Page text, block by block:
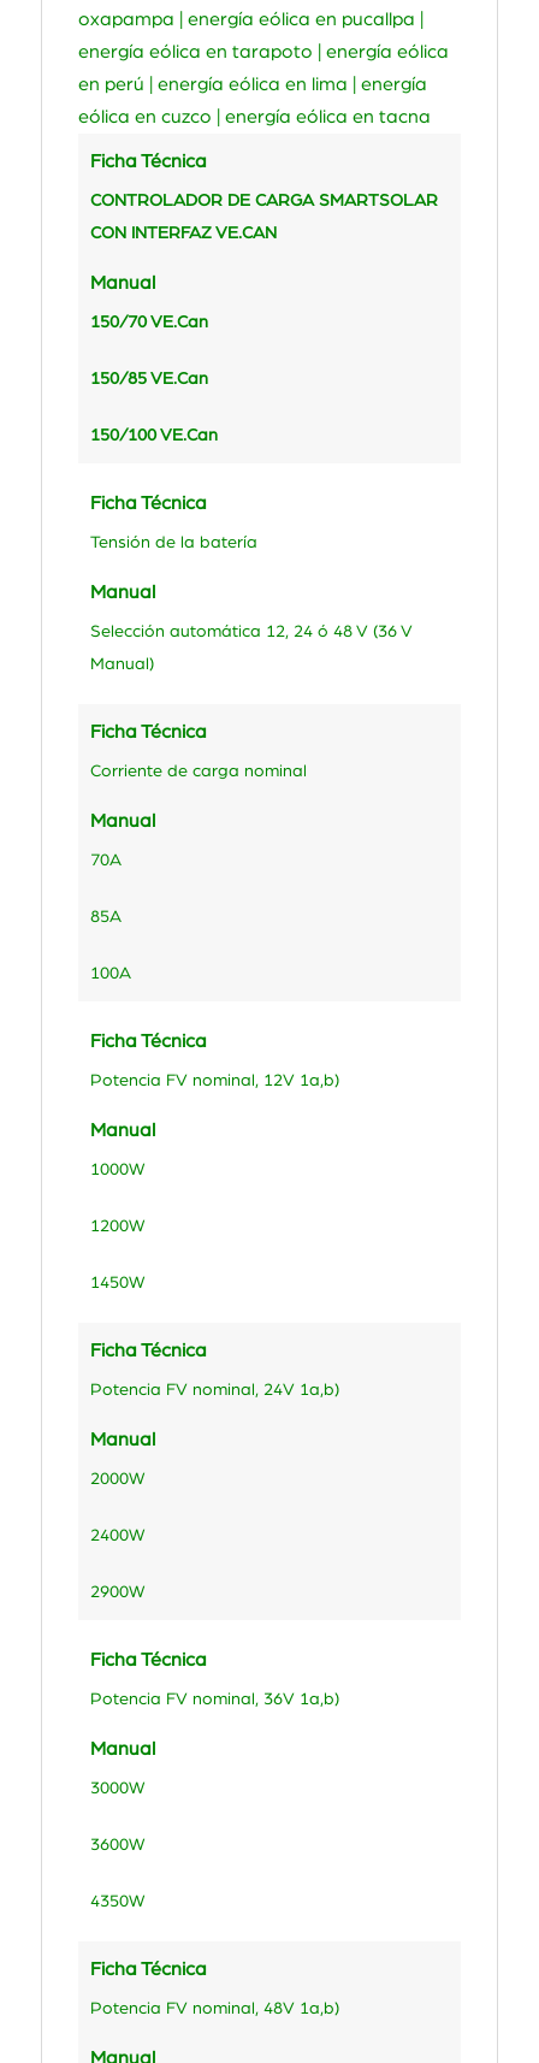
oxapampa | energía eólica en pucallpa |
energía eólica en tarapoto | energía eólica
en perú | energía eólica en lima | energía
eólica en cuzco | energía eólica en tacna
Ficha Técnica
CONTROLADOR DE CARGA SMARTSOLAR
CON INTERFAZ VE.CAN
Manual
150/70 VE.Can
150/85 VE.Can
150/100 VE.Can
Ficha Técnica
Tensión de la batería
Manual
Selección automática 12, 24 ó 48 V (36 V
Manual)
Ficha Técnica
Corriente de carga nominal
Manual
70A
85A
100A
Ficha Técnica
Potencia FV nominal, 12V 1a,b)
Manual
1000W
1200W
1450W
Ficha Técnica
Potencia FV nominal, 24V 1a,b)
Manual
2000W
2400W
2900W
Ficha Técnica
Potencia FV nominal, 36V 1a,b)
Manual
3000W
3600W
4350W
Ficha Técnica
Potencia FV nominal, 48V 1a,b)
Manual